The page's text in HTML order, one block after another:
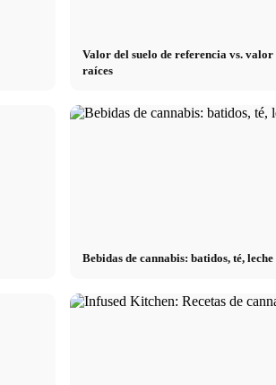
Valor del suelo de referencia vs.
raíces
Bebidas de cannabis: batidos, té,